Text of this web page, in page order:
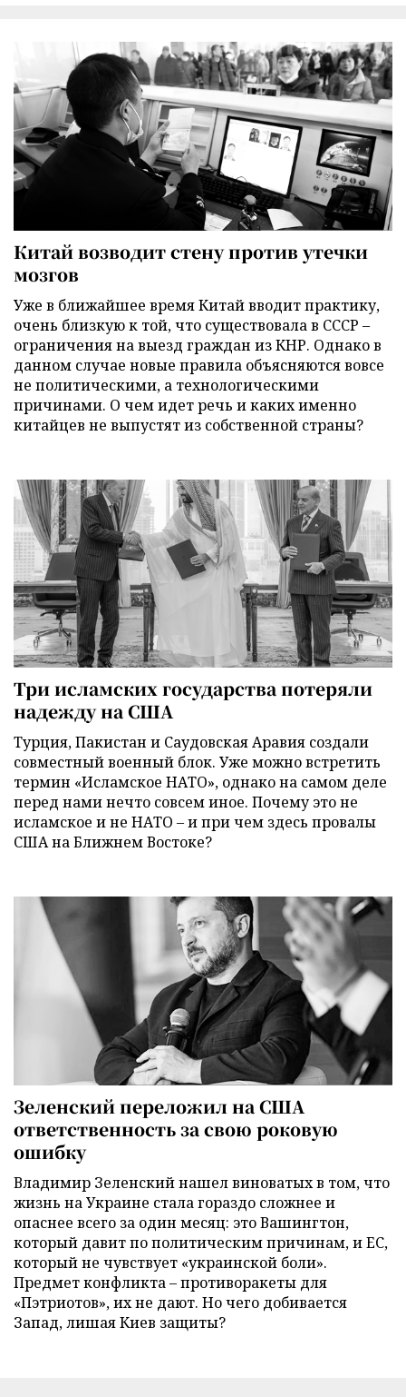
Китай возводит стену против утечки
мозгов
Уже в ближайшее время Китай вводит практику,
очень близкую к той, что существовала в СССР –
ограничения на выезд граждан из КНР. Однако в
данном случае новые правила объясняются вовсе
не политическими, а технологическими
причинами. О чем идет речь и каких именно
китайцев не выпустят из собственной страны?
Три исламских государства потеряли
надежду на США
Турция, Пакистан и Саудовская Аравия создали
совместный военный блок. Уже можно встретить
термин «Исламское НАТО», однако на самом деле
перед нами нечто совсем иное. Почему это не
исламское и не НАТО – и при чем здесь провалы
США на Ближнем Востоке?
Зеленский переложил на США
ответственность за свою роковую
ошибку
Владимир Зеленский нашел виноватых в том, что
жизнь на Украине стала гораздо сложнее и
опаснее всего за один месяц: это Вашингтон,
который давит по политическим причинам, и ЕС,
который не чувствует «украинской боли».
Предмет конфликта – противоракеты для
«Пэтриотов», их не дают. Но чего добивается
Запад, лишая Киев защиты?